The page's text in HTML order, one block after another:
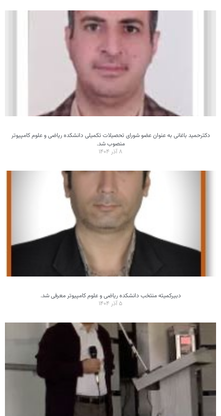
دکترحمید باغانی به عنوان عضو شورای تحصیلات تکمیلی دانشکده ریاضی و علوم کامپیوتر
منصوب شد.
۸ آذر ۱۴۰۴
دبیرکمیته منتخب دانشکده ریاضی و علوم کامپیوتر معرفی شد.
۵ آذر ۱۴۰۴